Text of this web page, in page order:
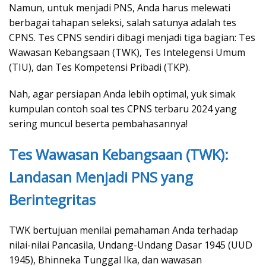
Namun, untuk menjadi PNS, Anda harus melewati
berbagai tahapan seleksi, salah satunya adalah tes
CPNS. Tes CPNS sendiri dibagi menjadi tiga bagian: Tes
Wawasan Kebangsaan (TWK), Tes Intelegensi Umum
(TIU), dan Tes Kompetensi Pribadi (TKP).
Nah, agar persiapan Anda lebih optimal, yuk simak
kumpulan contoh soal tes CPNS terbaru 2024 yang
sering muncul beserta pembahasannya!
Tes Wawasan Kebangsaan (TWK):
Landasan Menjadi PNS yang
Berintegritas
TWK bertujuan menilai pemahaman Anda terhadap
nilai-nilai Pancasila, Undang-Undang Dasar 1945 (UUD
1945), Bhinneka Tunggal Ika, dan wawasan